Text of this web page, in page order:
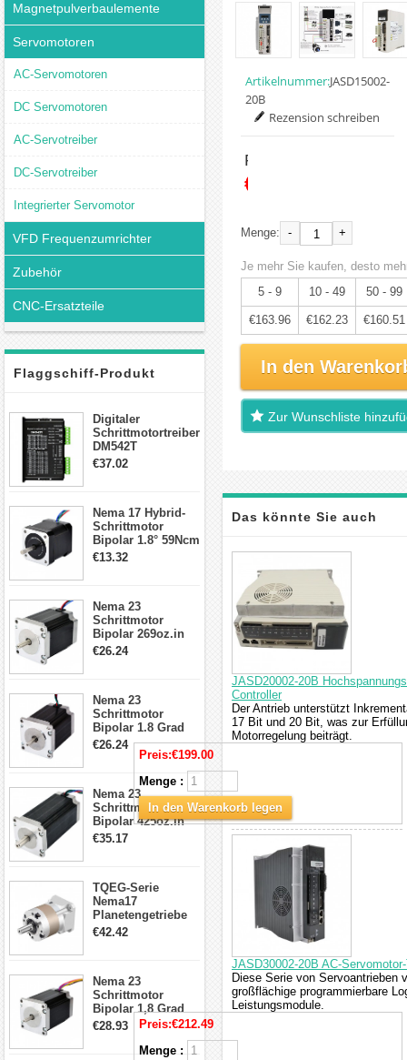
Magnetpulverbaulemente
Servomotoren
AC-Servomotoren
DC Servomotoren
AC-Servotreiber
DC-Servotreiber
Integrierter Servomotor
VFD Frequenzumrichter
Zubehör
CNC-Ersatzteile
Flaggschiff-Produkt
Digitaler
Schrittmotortreiber
DM542T
Schrittmotor
Schrittmotor
€37.02
Nema 17 Hybrid-
Schrittmotor
Bipolar 1.8° 59Ncm
2A 4 Drähte mit 1m
€13.32
Nema 23
Schrittmotor
Bipolar 269oz.in
2,8A 57x57x76mm
€26.24
Nema 23
Schrittmotor
Bipolar 1.8 Grad
1.9Nm 3A 3.36V 4
Drähte CNC
CNC Fräse
€26.24
Nema 23
Schrittmotor
Bipolar 425oz.in
4.2A 57x57x114mm
€35.17
TQEG-Serie
Nema17
Planetengetriebe
5:1 Spiel 15Arc-
€42.42
Nema 23
Schrittmotor
Bipolar 1,8 Grad
2,83Nm 4 A 2,26V
Schrittmotor mit 8
€28.93
Artikelnummer:JASD15002-
20B
Rezension schreiben
Preis:
€172.59
Menge: - +
Je mehr Sie kaufen, desto
5 - 9
10 - 49 50 - 99
€163.96 €162.23 €160.51
In den
Zur Wunschliste
Das könnte Sie auch
interessieren
JASD20002-20B
Controller
Der Antrieb unterstützt
17 Bit und 20 Bit, was zur
Motorregelung beiträgt.
Preis:€199.00
Menge :
In den Warenkorb legen
JASD30002-20B AC-
Diese Serie von Servoantrieben
großflächige programmierbare
Leistungsmodule.
Preis:€212.49
Menge :